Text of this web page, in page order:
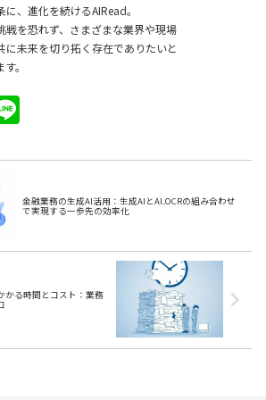
に、進化を続けるAIRead。
戦を恐れず、さまざまな業界や現場
に未来を切り拓く存在でありたいと
。
e
金融業務の生成AI活用：生成AIとAI₋OCRの組み合わせ
で実現する一歩先の効率化
かる時間とコスト：業務